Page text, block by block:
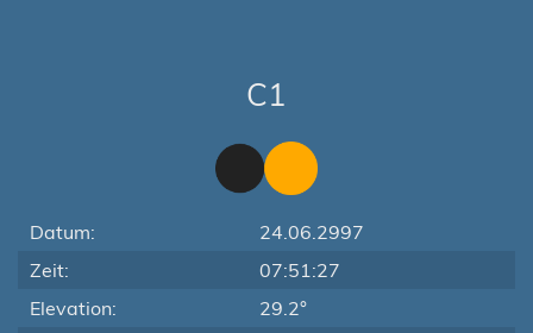
C1
Datum:
24.06.2997
Zeit:
07:51:27
Elevation:
29.2°